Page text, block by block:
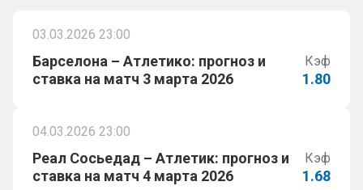
03.03.2026 23:00
Барселона – Атлетико: прогноз и
ставка на матч 3 марта 2026
Кэф
1.80
04.03.2026 23:00
Реал Сосьедад – Атлетик: прогноз и
ставка на матч 4 марта 2026
Кэф
1.68